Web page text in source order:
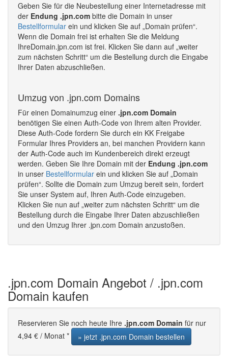
Geben Sie für die Neubestellung einer Internetadresse mit
der Endung .jpn.com bitte die Domain in unser
Bestellformular ein und klicken Sie auf „Domain prüfen“.
Wenn die Domain frei ist erhalten Sie die Meldung
IhreDomain.jpn.com ist frei. Klicken Sie dann auf „weiter
zum nächsten Schritt“ um die Bestellung durch die Eingabe
Ihrer Daten abzuschließen.
Umzug von .jpn.com Domains
Für einen Domainumzug einer .jpn.com Domain
benötigen Sie einen Auth-Code von Ihrem alten Provider.
Diese Auth-Code fordern Sie durch ein KK Freigabe
Formular Ihres Providers an, bei manchen Providern kann
der Auth-Code auch im Kundenbereich direkt erzeugt
werden. Geben Sie Ihre Domain mit der Endung .jpn.com
in unser Bestellformular ein und klicken Sie auf „Domain
prüfen“. Sollte die Domain zum Umzug bereit sein, fordert
Sie unser System auf, Ihren Auth-Code einzugeben.
Klicken Sie nun auf „weiter zum nächsten Schritt“ um die
Bestellung durch die Eingabe Ihrer Daten abzuschließen
und den Umzug Ihrer .jpn.com Domain anzustoßen.
.jpn.com Domain Angebot / .jpn.com
Domain kaufen
Reservieren Sie noch heute Ihre .jpn.com Domain für nur
4,94 € / Monat *
» jetzt .jpn.com Domain bestellen